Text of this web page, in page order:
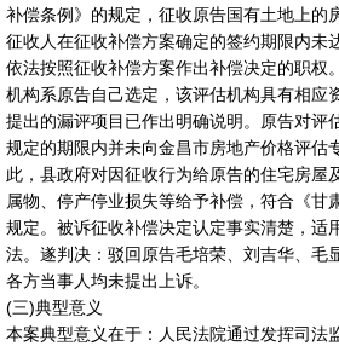
补偿条例》的规定，征收原告国有土地上的
征收人在征收补偿方案确定的签约期限内未
依法按照征收补偿方案作出补偿决定的职权
机构系原告自己选定，该评估机构具有相应
提出的漏评项目已作出明确说明。原告对评
规定的期限内并未向金昌市房地产价格评估
此，县政府对因征收行为给原告的住宅房屋
属物、停产停业损失等给予补偿，符合《甘
规定。被诉征收补偿决定认定事实清楚，适
法。遂判决：驳回原告毛培荣、刘吉华、毛
各方当事人均未提出上诉。
(三)典型意义
本案典型意义在于：人民法院通过发挥司法